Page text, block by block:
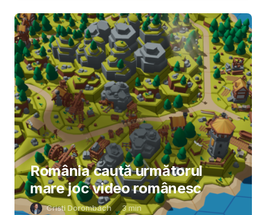
România caută următorul
mare joc video românesc
Cristi Dorombach 3min